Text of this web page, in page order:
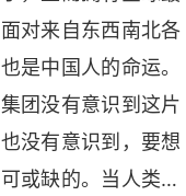
对来自东西南北各
是中国人的命运。
团没有意识到这片
没有意识到，要想
或缺的。当人类步